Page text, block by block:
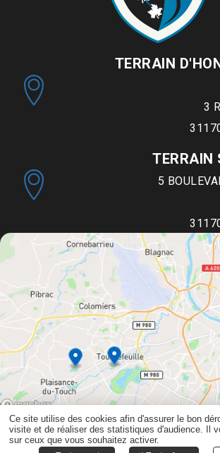
TERRAIN
3
TERRAIN
5
©Copyright 2024-CAPTUSITE
Ce site utilise des cookies afin d'assurer le bon
visite et de réaliser des statistiques d'audience. Il
sur ceux que vous souhaitez activer.